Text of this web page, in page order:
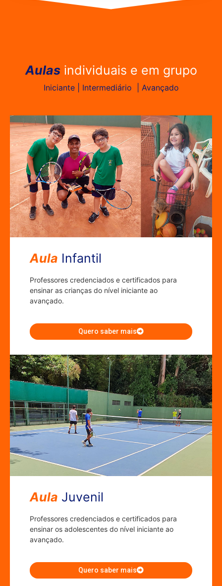
Aulasindividuais e em grupo
Iniciante | Intermediário | Avançado
Aula Infantil
Professores credenciados e certificados para
ensinar as crianças do nível iniciante ao
avançado.
Quero saber mais
Aula Juvenil
Professores credenciados e certificados para
ensinar os adolescentes do nível iniciante ao
avançado.
Quero saber mais